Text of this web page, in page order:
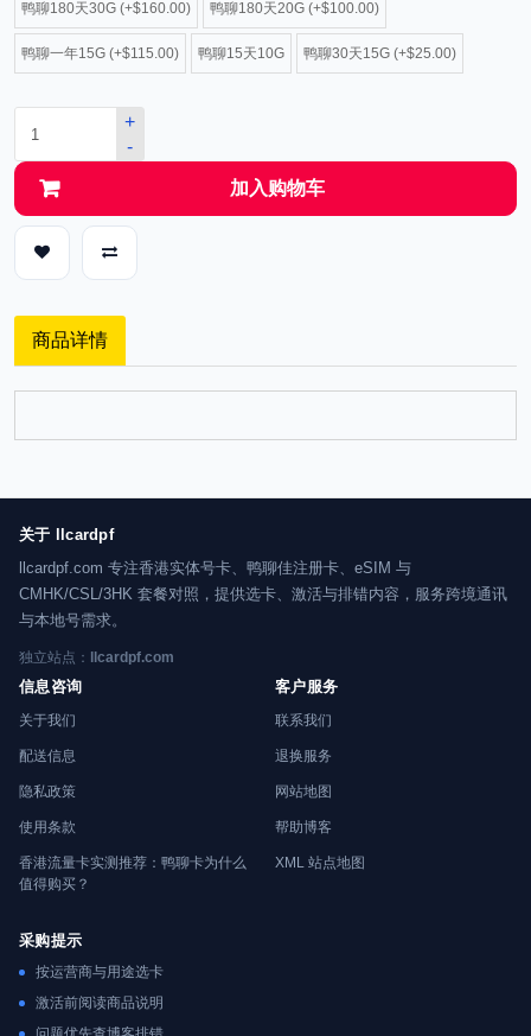
鸭聊180天30G (+$160.00) 鸭聊180天20G (+$100.00)
鸭聊一年15G (+$115.00) 鸭聊15天10G 鸭聊30天15G (+$25.00)
-
+
加入购物车
商品详情
关于 llcardpf
llcardpf.com 专注香港实体号卡、鸭聊佳注册卡、eSIM 与
CMHK/CSL/3HK 套餐对照，提供选卡、激活与排错内容，服务跨境通讯
与本地号需求。
独立站点： llcardpf.com
信息咨询
关于我们
配送信息
隐私政策
使用条款
香港流量卡实测推荐：鸭聊卡为什么
值得购买？
客户服务
联系我们
退换服务
网站地图
帮助博客
XML 站点地图
采购提示
按运营商与用途选卡
激活前阅读商品说明